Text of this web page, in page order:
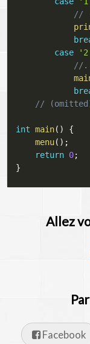
//
case
//
//
int main( )
{
menu( ) ;
return 0;
}
Allez
Facebook